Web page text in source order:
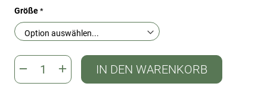
Größe
IN DEN WARENKORB